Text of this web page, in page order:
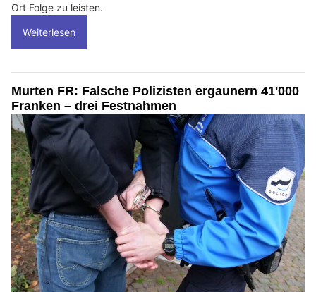
Ort Folge zu leisten.
Weiterlesen
Murten FR: Falsche Polizisten ergaunern 41'000
Franken – drei Festnahmen